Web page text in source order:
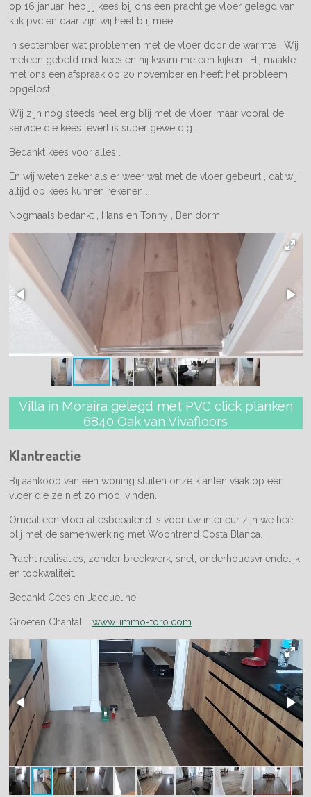
op 16 januari heb jij kees bij ons een prachtige vloer gelegd van
klik pvc en daar zijn wij heel blij mee .
In september wat problemen met de vloer door de warmte . Wij
meteen gebeld met kees en hij kwam meteen kijken . Hij maakte
met ons een afspraak op 20 november en heeft het probleem
opgelost .
Wij zijn nog steeds heel erg blij met de vloer, maar vooral de
service die kees levert is super geweldig .
Bedankt kees voor alles .
En wij weten zeker als er weer wat met de vloer gebeurt , dat wij
altijd op kees kunnen rekenen .
Nogmaals bedankt , Hans en Tonny , Benidorm
Villa in Moraira gelegd met PVC click planken
6840 Oak van Vivafloors
Klantreactie
Bij aankoop van een woning stuiten onze klanten vaak op een
vloer die ze niet zo mooi vinden.
Omdat een vloer allesbepalend is voor uw interieur zijn we héél
blij met de samenwerking met Woontrend Costa Blanca.
Pracht realisaties, zonder breekwerk, snel, onderhoudsvriendelijk
en topkwaliteit.
Bedankt Cees en Jacqueline
Groeten Chantal, www. immo-toro.com